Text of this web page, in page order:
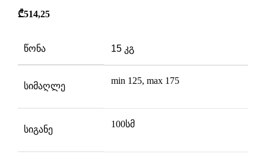
₾514,25
წონა 15 კგ
ზომები 100 × 65 × 175 სმ
სიმაღლე
min 125, max 175
სიგანე
100სმ